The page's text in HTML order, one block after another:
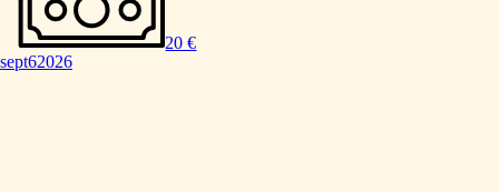
20 €
sept62026